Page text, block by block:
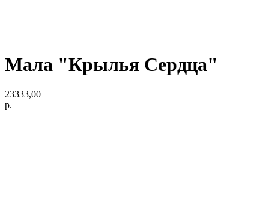
Мала "Крылья Сердца"
23333,00
р.